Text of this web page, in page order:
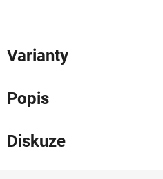
Varianty
Popis
Diskuze